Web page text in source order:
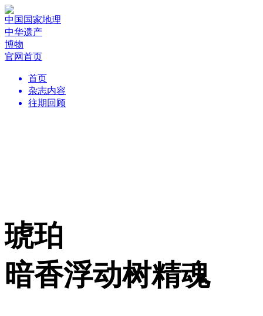
中国国家地理
中华遗产
博物
官网首页
首页
杂志内容
往期回顾
琥珀
暗香浮动树精魂